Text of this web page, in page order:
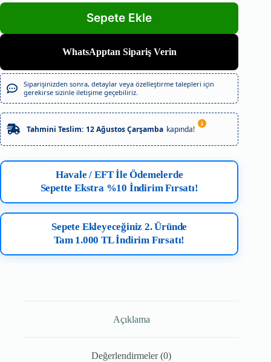
WhatsApptan Sipariş Verin
Siparişinizden sonra, detaylar veya özelleştirme talepleri için
gerekirse sizinle iletişime geçebiliriz.
Tahmini Teslim: 12 Ağustos Çarşamba kapında!
Havale / EFT İle Ödemelerde
Sepette Ekstra %10 İndirim Fırsatı!
Sepete Ekleyeceğiniz 2. Üründe
Tam 1.000 TL İndirim Fırsatı!
Açıklama
Değerlendirmeler (0)